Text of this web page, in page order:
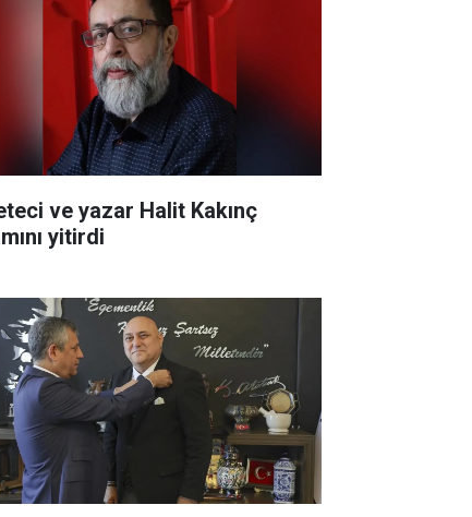
ve yazar Halit Kakınç
yitirdi